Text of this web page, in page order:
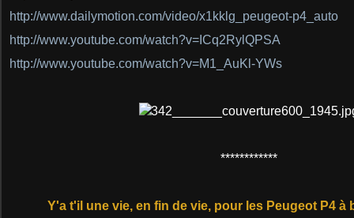
http://www.dailymotion.com/video/x1kklg_peugeot-p4_auto
http://www.youtube.com/watch?v=ICq2RylQPSA
http://www.youtube.com/watch?v=M1_AuKl-YWs
************
Y'a t'il une vie, en fin de vie, pour les Peugeot P4 à